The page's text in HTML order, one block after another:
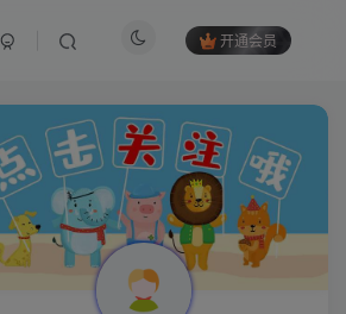
开通会员